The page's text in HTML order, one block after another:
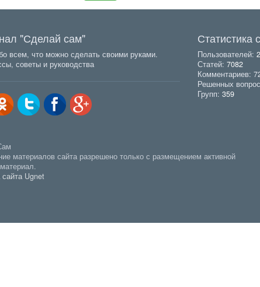
"Сделай сам"
всем, что можно сделать своими руками.
советы и руководства
Статистика
Пользователей:
Статей: 7082
Комментариев:
Решенных
Групп: 359
материалов сайта разрешено только с размещением активной
Ugnet